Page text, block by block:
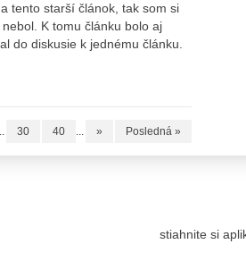
tento starší článok, tak som si
K tomu článku bolo aj
do diskusie k jednému článku.
30 40 ... » Posledná »
stiahnite si